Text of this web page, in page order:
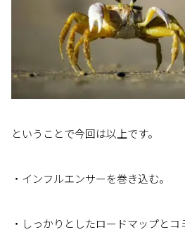
ということで今回は以上です。
・インフルエンサーを巻き込む。
・しっかりとしたロードマップと